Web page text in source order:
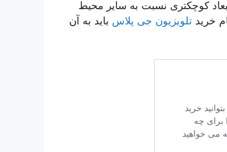
کوچکتری نسبت به سایر محیط
خرید تلویزیون جی پلاس باید به آن